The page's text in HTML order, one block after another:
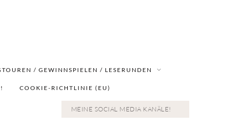
/ GEWINNSPIELEN / LESERUNDEN
COOKIE-RICHTLINIE (EU)
MEINE SOCIAL MEDIA KANÄLE!